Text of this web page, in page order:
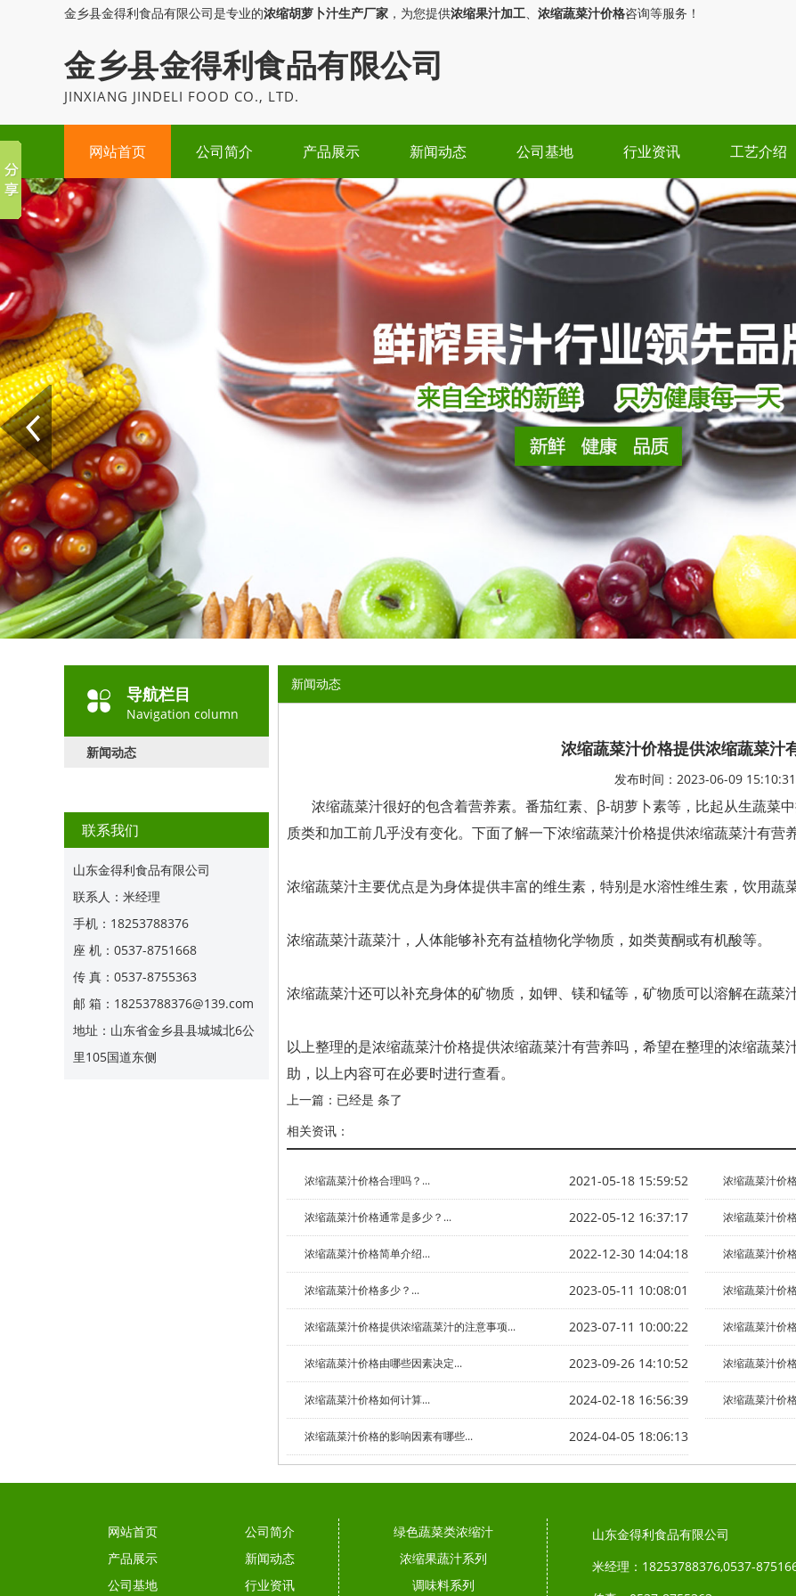
金乡县金得利食品有限公司是专业的浓缩胡萝卜汁生产厂家 ，为您提供浓缩果汁加工、 浓缩蔬菜汁价格咨询等服务！
金乡县金得利食品有限公司
JINXIANG JINDELI FOOD CO., LTD.
网站首页 公司简介 产品展示 新闻动态 公司基地 行业资讯 工艺介绍
Prev
导航栏目
Navigation column
新闻动态
联系我们
山东金得利食品有限公司
联系人：米经理
手机：18253788376
座 机：0537-8751668
传 真：0537-8755363
邮 箱：18253788376@139.com
地址：山东省金乡县县城城北6公
里105国道东侧
新闻动态
浓缩蔬菜汁价格提供浓缩蔬菜汁
发布时间：2023-06-09 15:10:31
浓缩蔬菜汁很好的包含着营养素。番茄红素、β-胡萝卜素等，比起从生蔬菜
质类和加工前几乎没有变化。下面了解一下浓缩蔬菜汁价格提供浓缩蔬菜汁有营
浓缩蔬菜汁主要优点是为身体提供丰富的维生素，特别是水溶性维生素，饮用蔬
浓缩蔬菜汁蔬菜汁，人体能够补充有益植物化学物质，如类黄酮或有机酸等。
浓缩蔬菜汁还可以补充身体的矿物质，如钾、镁和锰等，矿物质可以溶解在蔬菜
以上整理的是浓缩蔬菜汁价格提供浓缩蔬菜汁有营养吗，希望在整理的浓缩蔬
助，以上内容可在必要时进行查看。
上一篇：已经是 条了
相关资讯：
2021-05-18 15:59:52
浓缩蔬菜汁价格合理吗？... 浓缩蔬菜汁价
2022-05-12 16:37:17
浓缩蔬菜汁价格通常是多少？... 浓缩蔬菜汁价
2022-12-30 14:04:18
浓缩蔬菜汁价格简单介绍... 浓缩蔬菜汁价
2023-05-11 10:08:01
浓缩蔬菜汁价格多少？... 浓缩蔬菜汁价
2023-07-11 10:00:22
浓缩蔬菜汁价格提供浓缩蔬菜汁的注意事项... 浓缩蔬菜汁价
2023-09-26 14:10:52
浓缩蔬菜汁价格由哪些因素决定... 浓缩蔬菜汁价
2024-02-18 16:56:39
浓缩蔬菜汁价格如何计算... 浓缩蔬菜汁价
2024-04-05 18:06:13
浓缩蔬菜汁价格的影响因素有哪些...
网站首页
公司简介
产品展示
新闻动态
公司基地
行业资讯
绿色蔬菜类浓缩汁
浓缩果蔬汁系列
调味料系列
山东金得利食品有限公司
米经理：18253788376,0537-